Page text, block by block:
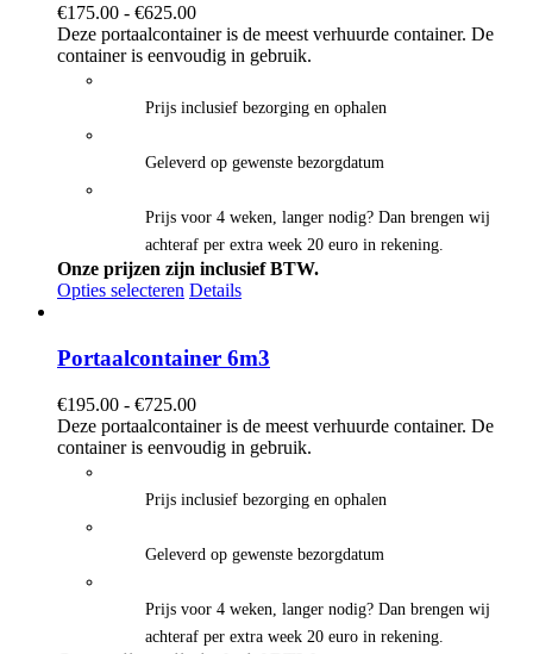
€175.00 - €625.00Prijsklasse:
€175.00
tot
Deze portaalcontainer is de meest verhuurde container. De
container is eenvoudig in gebruik.
Prijs inclusief bezorging en ophalen
Geleverd op gewenste bezorgdatum
Prijs voor 4 weken, langer nodig? Dan brengen wij
achteraf per extra week 20 euro in rekening.
Onze prijzen zijn inclusief BTW.
Opties selecteren Details
Portaalcontainer 6m3
€195.00 - €725.00Prijsklasse:
€195.00
tot
Deze portaalcontainer is de meest verhuurde container. De
container is eenvoudig in gebruik.
Prijs inclusief bezorging en ophalen
Geleverd op gewenste bezorgdatum
Prijs voor 4 weken, langer nodig? Dan brengen wij
achteraf per extra week 20 euro in rekening.